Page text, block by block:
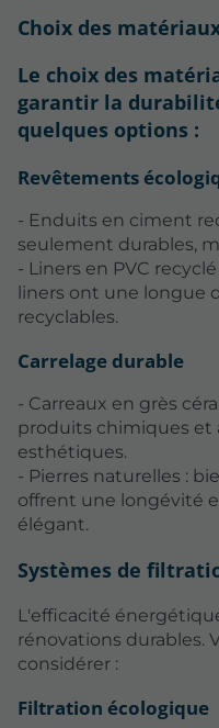
Choix des
Le choix des
garantir la
quelques options :
Revêtements
- Enduits en ciment
seulement durables,
- Liners en PVC recyclé
liners ont une longue
recyclables.
Carrelage durable
- Carreaux en grès
produits chimiques
esthétiques.
- Pierres naturelles :
offrent une longévité
élégant.
Systèmes de
L'efficacité
rénovations durables.
considérer :
Filtration écologique